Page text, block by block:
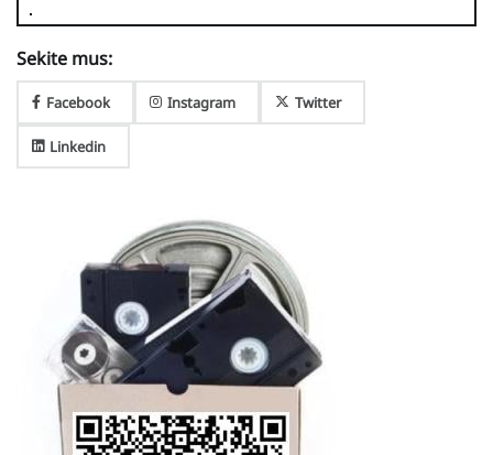
Sekite mus:
Facebook Instagram Twitter
Linkedin